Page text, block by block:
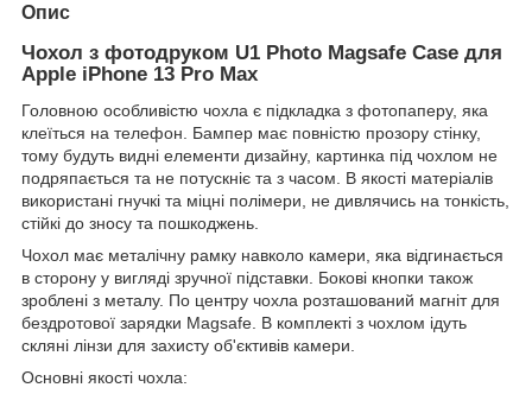
Опис
Чохол з фотодруком U1 Photo Magsafe Case для
Apple iPhone 13 Pro Max
Головною особливістю чохла є підкладка з фотопаперу, яка
клеїться на телефон. Бампер має повністю прозору стінку,
тому будуть видні елементи дизайну, картинка під чохлом не
подряпається та не потускніє та з часом. В якості матеріалів
використані гнучкі та міцні полімери, не дивлячись на тонкість,
стійкі до зносу та пошкоджень.
Чохол має металічну рамку навколо камери, яка відгинається
в сторону у вигляді зручної підставки. Бокові кнопки також
зроблені з металу. По центру чохла розташований магніт для
бездротової зарядки Magsafe. В комплекті з чохлом ідуть
скляні лінзи для захисту об'єктивів камери.
Основні якості чохла: